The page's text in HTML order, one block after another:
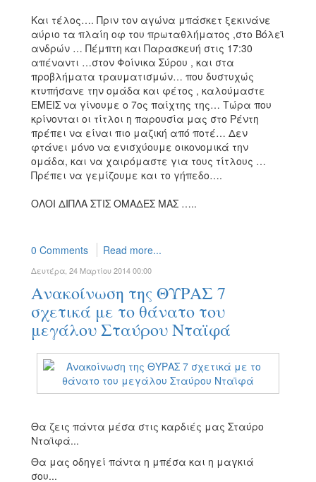
Και τέλος…. Πριν τον αγώνα μπάσκετ ξεκινάνε
αύριο τα πλαίη οφ του πρωταθλήματος ,στο Βόλεϊ
ανδρών … Πέμπτη και Παρασκευή στις 17:30
απέναντι …στον Φοίνικα Σύρου , και στα
προβλήματα τραυματισμών… που δυστυχώς
κτυπήσανε την ομάδα και φέτος , καλούμαστε
ΕΜΕΙΣ να γίνουμε ο 7ος παίχτης της… Τώρα που
κρίνονται οι τίτλοι η παρουσία μας στο Ρέντη
πρέπει να είναι πιο μαζική από ποτέ… Δεν
φτάνει μόνο να ενισχύουμε οικονομικά την
ομάδα, και να χαιρόμαστε για τους τίτλους …
Πρέπει να γεμίζουμε και το γήπεδο….
ΟΛΟΙ ΔΙΠΛΑ ΣΤΙΣ ΟΜΑΔΕΣ ΜΑΣ …..
0 Comments Read more...
Δευτέρα, 24 Μαρτίου 2014 00:00
Ανακοίνωση της ΘΥΡΑΣ 7
σχετικά με το θάνατο του
μεγάλου Σταύρου Νταϊφά
Θα ζεις πάντα μέσα στις καρδιές μας Σταύρο
Νταϊφά...
Θα μας οδηγεί πάντα η μπέσα και η μαγκιά
σου...